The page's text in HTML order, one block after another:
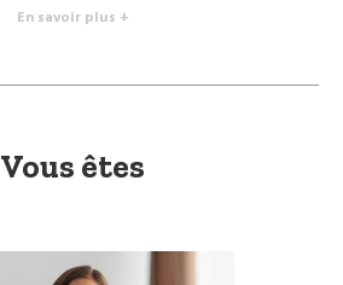
En savoir plus +
Vous êtes